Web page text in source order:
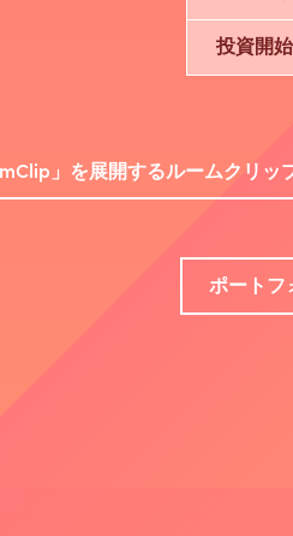
投資開
」を展開するルームクリッ
ポートフ